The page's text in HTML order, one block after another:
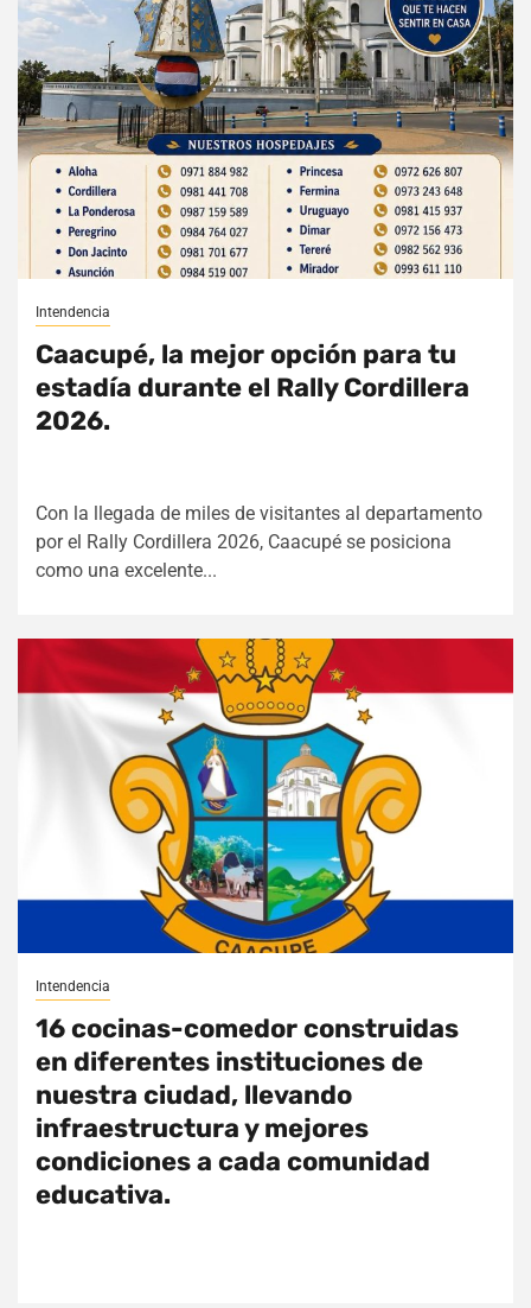
Intendencia
Caacupé, la mejor opción para tu
estadía durante el Rally Cordillera
2026.
Con la llegada de miles de visitantes al departamento
por el Rally Cordillera 2026, Caacupé se posiciona
como una excelente...
Intendencia
16 cocinas-comedor construidas
en diferentes instituciones de
nuestra ciudad, llevando
infraestructura y mejores
condiciones a cada comunidad
educativa.